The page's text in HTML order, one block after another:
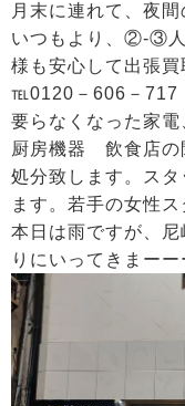
月末に連れて、夜
いつもより、②-③人
様も安心して出張買
℡0120－606－717
要らなくなった家
厨房機器 飲食店の
処分致します。ス
ます。若手の女性
本日は雨ですが、
りにいってきまーー